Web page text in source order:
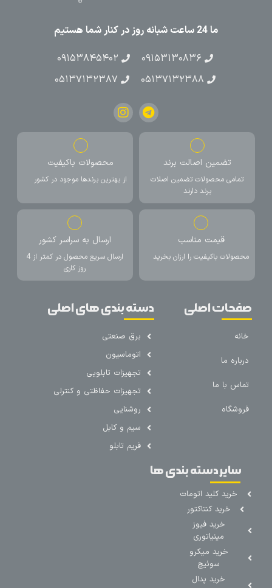
ما 24 ساعت شبانه روز در کنار شما هستیم
۰۹۱۵۳۱۳۰۸۳۶
۰۹۱۵۳۸۴۵۴۰۲
۰۵۱۳۷۱۳۲۳۸۸
۰۵۱۳۷۱۳۲۳۸۷
تضمین اصالت برند
تمامی محصولات تضمین اصلات
برند دارند
محصولات باکیفیت
از بهترین برندها موجود در کشور
قیمت مناسب
محصولات باکیفیت را ارزان بخرید
ارسال به سراسر کشور
ارسال سریع محصول در کمتر از 4
روز کاری
صفحات اصلی
خانه
درباره ما
تماس با ما
فروشگاه
دسته بندی های اصلی
برق صنعتی
اتوماسیون
تجهیزات تابلویی
تجهیزات حفاظتی و کنترلی
روشنایی
سیم و کابل
فریم تابلو
سایر دسته بندی ها
خرید کلید اتومات
خرید کنتاکتور
خرید فیوز
مینیاتوری
خرید میکرو
سوئیچ
خرید پدال